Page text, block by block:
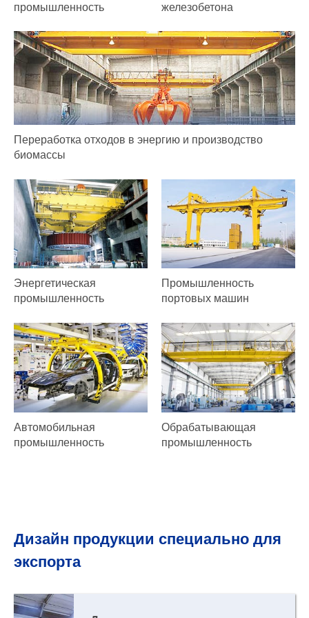
промышленность железобетона
Переработка отходов в энергию и производство
биомассы
Энергетическая
промышленность
Промышленность
портовых машин
Автомобильная
промышленность
Обрабатывающая
промышленность
Дизайн продукции специально для
экспорта